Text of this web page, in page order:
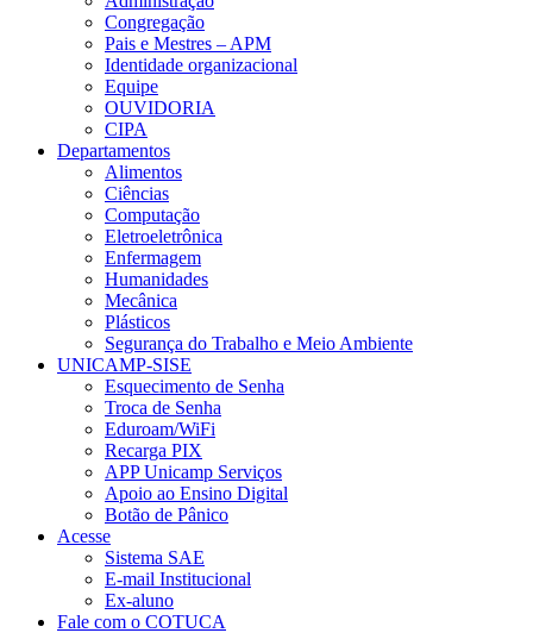
Congregação
Pais e Mestres – APM
Identidade organizacional
Equipe
OUVIDORIA
CIPA
Departamentos
Alimentos
Ciências
Computação
Eletroeletrônica
Enfermagem
Humanidades
Mecânica
Plásticos
Segurança do Trabalho e Meio Ambiente
UNICAMP-SISE
Esquecimento de Senha
Troca de Senha
Eduroam/WiFi
Recarga PIX
APP Unicamp Serviços
Apoio ao Ensino Digital
Botão de Pânico
Acesse
Sistema SAE
E-mail Institucional
Ex-aluno
Fale com o COTUCA